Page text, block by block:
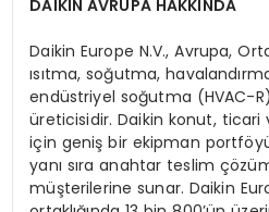
DAIKIN AVRUPA HAKKINDA
Daikin Europe N.V., Avrupa,
ısıtma, soğutma,
endüstriyel soğutma (HVAC-
üreticisidir. Daikin konut,
için geniş bir ekipman
yanı sıra anahtar teslim
müşterilerine sunar. Daikin